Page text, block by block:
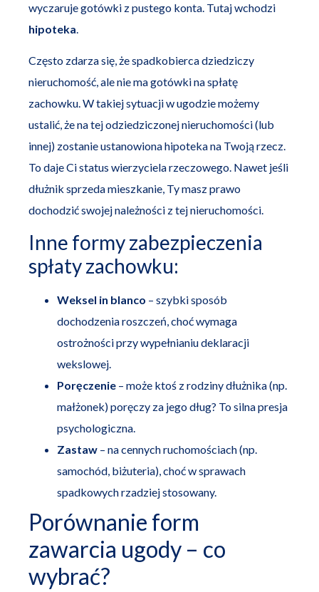
wyczaruje gotówki z pustego konta. Tutaj wchodzi
hipoteka
Często zdarza się, że spadkobierca dziedziczy
nieruchomość, ale nie ma gotówki na spłatę
zachowku. W takiej sytuacji w ugodzie możemy
ustalić, że na tej odziedziczonej nieruchomości (lub
innej) zostanie ustanowiona hipoteka na Twoją rzecz.
To daje Ci status wierzyciela rzeczowego. Nawet jeśli
dłużnik sprzeda mieszkanie, Ty masz prawo
dochodzić swojej należności z tej nieruchomości.
Inne formy zabezpieczenia
spłaty zachowku:
Weksel in blanco – szybki sposób
dochodzenia roszczeń, choć wymaga
ostrożności przy wypełnianiu deklaracji
wekslowej.
Poręczenie – może ktoś z rodziny dłużnika (np.
małżonek) poręczy za jego dług? To silna presja
psychologiczna.
Zastaw – na cennych ruchomościach (np.
samochód, biżuteria), choć w sprawach
spadkowych rzadziej stosowany.
Porównanie form
zawarcia ugody – co
wybrać?